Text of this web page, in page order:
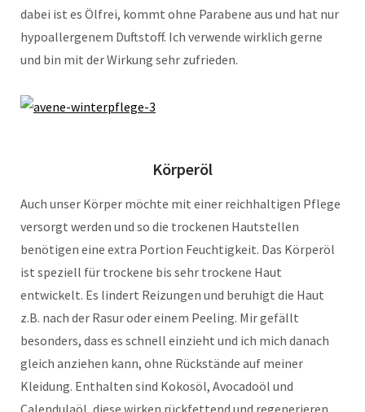
dabei ist es Ölfrei, kommt ohne Parabene aus und hat nur
hypoallergenem Duftstoff. Ich verwende wirklich gerne
und bin mit der Wirkung sehr zufrieden.
Körperöl
Auch unser Körper möchte mit einer reichhaltigen Pflege
versorgt werden und so die trockenen Hautstellen
benötigen eine extra Portion Feuchtigkeit. Das Körperöl
ist speziell für trockene bis sehr trockene Haut
entwickelt. Es lindert Reizungen und beruhigt die Haut
z.B. nach der Rasur oder einem Peeling. Mir gefällt
besonders, dass es schnell einzieht und ich mich danach
gleich anziehen kann, ohne Rückstände auf meiner
Kleidung. Enthalten sind Kokosöl, Avocadoöl und
Calendulaöl, diese wirken rückfettend und regenerieren